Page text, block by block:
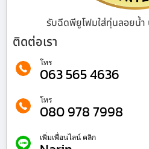
รับฉีดพียูโฟมใส่ทุ่นลอยน้ำ
ติดต่อเรา
โทร
063 565 4636
โทร
080 978 7998
เพิ่มเพื่อนไลน์ คลิก